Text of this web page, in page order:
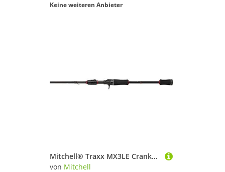
Keine weiteren Anbieter
Mitchell® Traxx MX3LE Crankbait Rod
von Mitchell